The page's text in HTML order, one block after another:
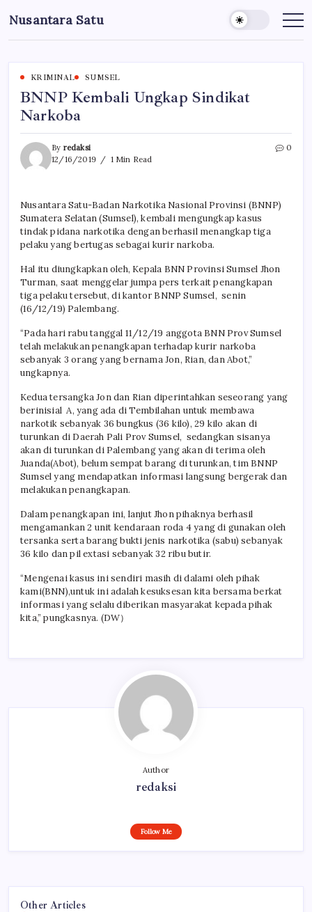
to
content
Nusantara Satu
Berita
Nusantara
KRIMINAL SUMSEL
BNNP Kembali Ungkap Sindikat
Narkoba
By redaksi
12/16/2019
1 Min Read
0
Nusantara Satu-Badan Narkotika Nasional Provinsi (BNNP)
Sumatera Selatan (Sumsel), kembali mengungkap kasus
tindak pidana narkotika dengan berhasil menangkap tiga
pelaku yang bertugas sebagai kurir narkoba.
Hal itu diungkapkan oleh, Kepala BNN Provinsi Sumsel Jhon
Turman, saat menggelar jumpa pers terkait penangkapan
tiga pelaku tersebut, di kantor BNNP Sumsel, senin
(16/12/19) Palembang.
“Pada hari rabu tanggal 11/12/19 anggota BNN Prov Sumsel
telah melakukan penangkapan terhadap kurir narkoba
sebanyak 3 orang yang bernama Jon, Rian, dan Abot,”
ungkapnya.
Kedua tersangka Jon dan Rian diperintahkan seseorang yang
berinisial A, yang ada di Tembilahan untuk membawa
narkotik sebanyak 36 bungkus (36 kilo), 29 kilo akan di
turunkan di Daerah Pali Prov Sumsel, sedangkan sisanya
akan di turunkan di Palembang yang akan di terima oleh
Juanda(Abot), belum sempat barang di turunkan, tim BNNP
Sumsel yang mendapatkan informasi langsung bergerak dan
melakukan penangkapan.
Dalam penangkapan ini, lanjut Jhon pihaknya berhasil
mengamankan 2 unit kendaraan roda 4 yang di gunakan oleh
tersanka serta barang bukti jenis narkotika (sabu) sebanyak
36 kilo dan pil extasi sebanyak 32 ribu butir.
“Mengenai kasus ini sendiri masih di dalami oleh pihak
kami(BNN),untuk ini adalah kesuksesan kita bersama berkat
informasi yang selalu diberikan masyarakat kepada pihak
kita,” pungkasnya. (DW）
Author
redaksi
Follow Me
Other Articles